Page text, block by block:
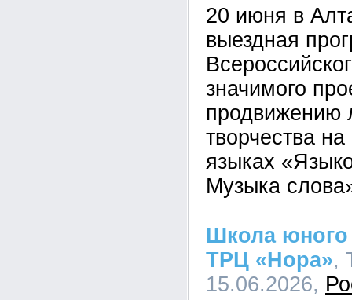
20 июня в
выездная
значимого
продвижению
творчества
языках
Музыка
Школа юного
ТРЦ «Нора»,
15.06.2026,